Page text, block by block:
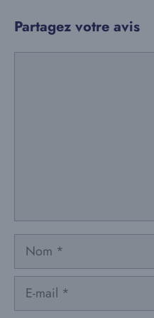
Partagez votre avis
Nom